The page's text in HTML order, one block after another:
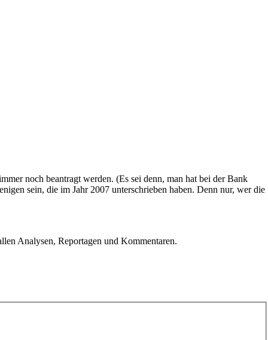
noch beantragt werden. (Es sei denn, man hat bei der Bank
sein, die im Jahr 2007 unterschrieben haben. Denn nur, wer die
Analysen, Reportagen und Kommentaren.